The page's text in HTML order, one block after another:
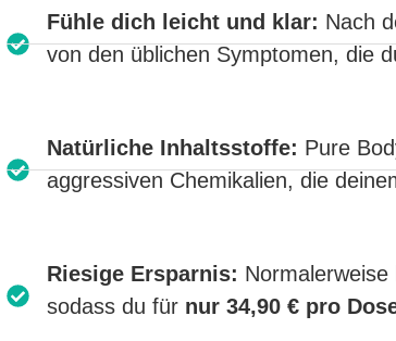
Fühle dich leicht und klar: Nach
von den üblichen Symptomen, die
Natürliche Inhaltsstoffe: Pure
aggressiven Chemikalien, die
Riesige Ersparnis:
sodass du für nur 34,90 € pro